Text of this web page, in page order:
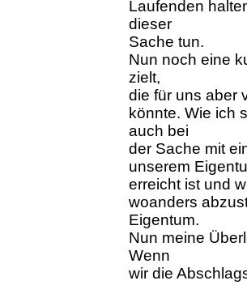
Laufenden
dieser
Sache tun.
Nun noch eine
zielt,
die für uns aber
könnte. Wie ich
auch bei
der Sache mit
unserem
erreicht ist und
woanders
Eigentum.
Nun meine
Wenn
wir die